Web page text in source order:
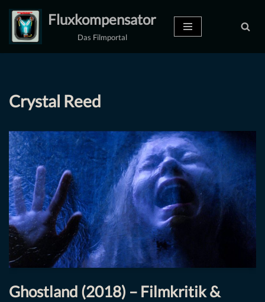
Zum
Inhalt
Fluxkompensator
Das Filmportal
Crystal Reed
Ghostland (2018) – Filmkritik &